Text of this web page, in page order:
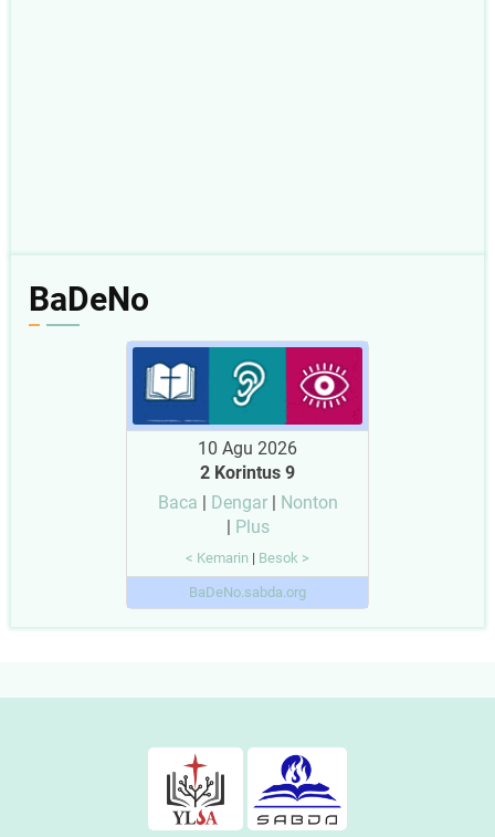
BaDeNo
10 Agu 2026
2 Korintus 9
Baca | Dengar| Nonton
| Plus
< Kemarin | Besok >
BaDeNo.sabda.org